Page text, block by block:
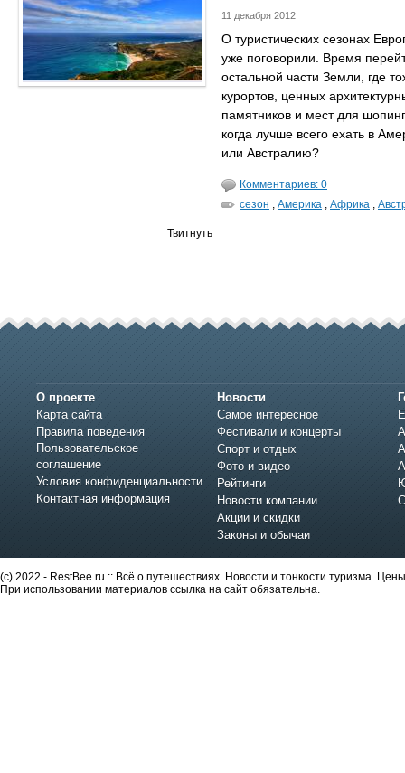
11 декабря 2012
О туристических сезонах
уже поговорили. Время
остальной части Земли, где
курортов, ценных
памятников и мест для
когда лучше всего ехать в
или Австралию?
Комментариев: 0
сезон , Америка , Африка ,
Твитнуть
О проекте
Карта сайта
Правила поведения
Пользовательское
соглашение
Условия конфиденциальности
Контактная информация
Новости
Самое интересное
Фестивали и концерты
Спорт и отдых
Фото и видео
Рейтинги
Новости компании
Акции и скидки
Законы и обычаи
(c) 2022 - RestBee.ru :: Всё о путешествиях. Новости и тонкости туризма.
При использовании материалов ссылка на сайт обязательна.